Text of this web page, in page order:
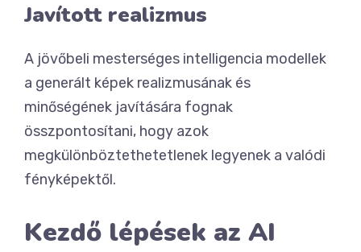
Javított realizmus
A jövőbeli mesterséges intelligencia modellek
a generált képek realizmusának és
minőségének javítására fognak
összpontosítani, hogy azok
megkülönböztethetetlenek legyenek a valódi
fényképektől.
Kezdő lépések az AI